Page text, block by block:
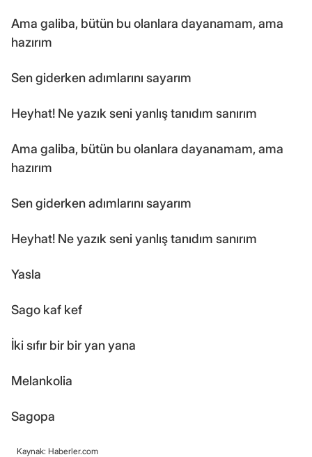
Ama galiba, bütün bu olanlara dayanamam, ama
hazırım
Sen giderken adımlarını sayarım
Heyhat! Ne yazık seni yanlış tanıdım sanırım
Ama galiba, bütün bu olanlara dayanamam, ama
hazırım
Sen giderken adımlarını sayarım
Heyhat! Ne yazık seni yanlış tanıdım sanırım
Yasla
Sago kaf kef
İki sıfır bir bir yan yana
Melankolia
Sagopa
Kaynak: Haberler.com